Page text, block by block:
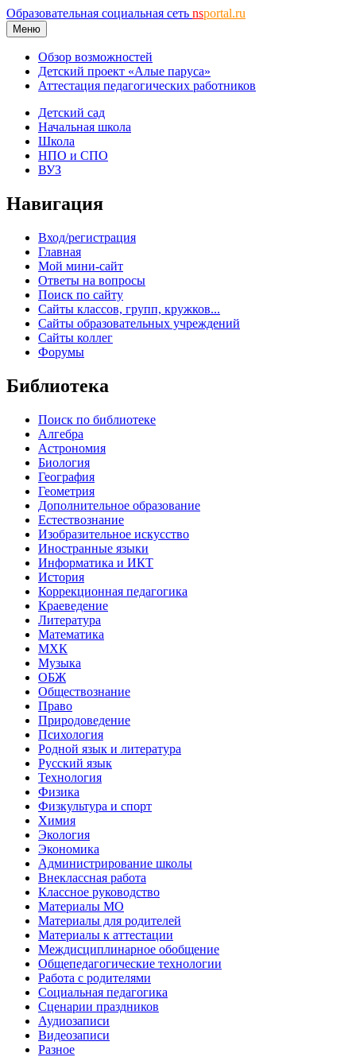
Образовательная социальная сеть nsportal.ru
Меню
Обзор возможностей
Детский проект «Алые паруса»
Аттестация педагогических работников
Детский сад
Начальная школа
Школа
НПО и СПО
ВУЗ
Навигация
Вход/регистрация
Главная
Мой мини-сайт
Ответы на вопросы
Поиск по сайту
Сайты классов, групп, кружков...
Сайты образовательных учреждений
Сайты коллег
Форумы
Библиотека
Поиск по библиотеке
Алгебра
Астрономия
Биология
География
Геометрия
Дополнительное образование
Естествознание
Изобразительное искусство
Иностранные языки
Информатика и ИКТ
История
Коррекционная педагогика
Краеведение
Литература
Математика
МХК
Музыка
ОБЖ
Обществознание
Право
Природоведение
Психология
Родной язык и литература
Русский язык
Технология
Физика
Физкультура и спорт
Химия
Экология
Экономика
Администрирование школы
Внеклассная работа
Классное руководство
Материалы МО
Материалы для родителей
Материалы к аттестации
Междисциплинарное обобщение
Общепедагогические технологии
Работа с родителями
Социальная педагогика
Сценарии праздников
Аудиозаписи
Видеозаписи
Разное